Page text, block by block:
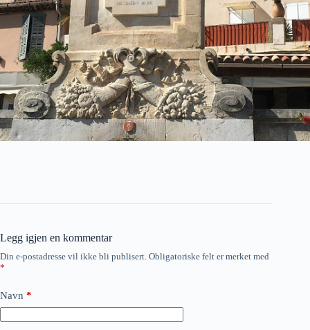
Legg igjen en kommentar
Din e-postadresse vil ikke bli publisert. Obligatoriske felt er merket med
*
Navn *